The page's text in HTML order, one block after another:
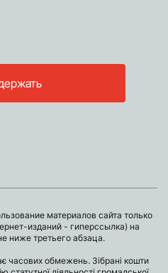
материалов сайта только
изданий - гиперссылка) на
ниже третьего абзаца.
часових обмежень. Зібрані кошти